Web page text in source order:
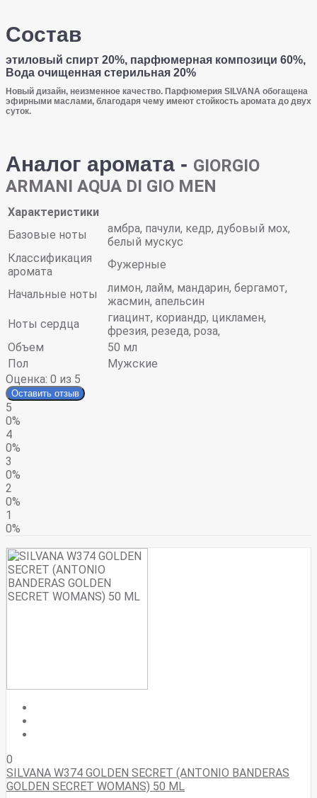
Состав
этиловый спирт 20%, парфюмерная композици 60%,
Вода очищенная стерильная 20%
Новый дизайн, неизменное качество. Парфюмерия SILVANA обогащена
эфирными маслами, благодаря чему имеют стойкость аромата до двух
суток.
Аналог аромата - GIORGIO
ARMANI AQUA DI GIO MEN
Характеристики
Базовые ноты
амбра, пачули, кедр, дубовый мох,
белый мускус
Классификация
аромата
Фужерные
Начальные ноты
лимон, лайм, мандарин, бергамот,
жасмин, апельсин
Ноты сердца
гиацинт, кориандр, цикламен,
фрезия, резеда, роза,
Объем
50 мл
Пол
Мужские
Оценка: 0 из 5
Оставить отзыв
5
0%
4
0%
3
0%
2
0%
1
0%
0
SILVANA W374 GOLDEN SECRET (ANTONIO BANDERAS
GOLDEN SECRET WOMANS) 50 ML